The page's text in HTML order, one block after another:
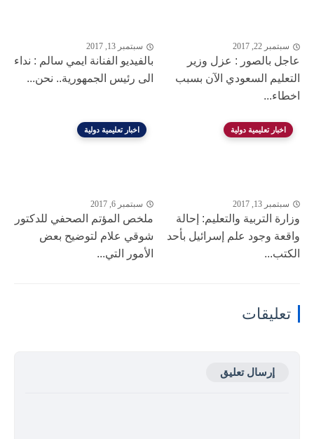
سبتمبر 22, 2017
عاجل بالصور : عزل وزير
التعليم السعودي الآن بسبب
اخطاء...
سبتمبر 13, 2017
بالفيديو الفنانة ايمي سالم : نداء
الى رئيس الجمهورية.. نحن...
اخبار تعليمية دولية
سبتمبر 13, 2017
وزارة التربية والتعليم: إحالة
واقعة وجود علم إسرائيل بأحد
الكتب...
اخبار تعليمية دولية
سبتمبر 6, 2017
ملخص المؤتم الصحفي للدكتور
شوقي علام لتوضيح بعض
الأمور التي...
تعليقات
إرسال تعليق